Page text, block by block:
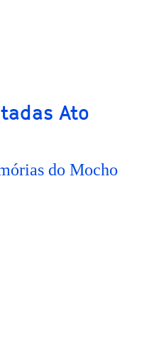
Ato
do Mocho